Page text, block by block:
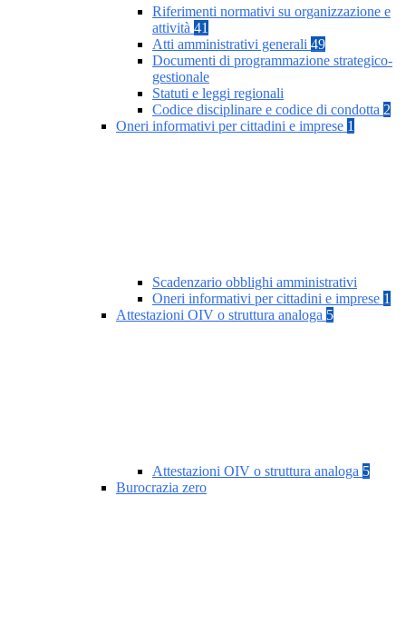
Riferimenti normativi su organizzazione e
attività 41
Atti amministrativi generali 49
Documenti di programmazione strategico-
gestionale
Statuti e leggi regionali
Codice disciplinare e codice di condotta 2
Oneri informativi per cittadini e imprese 1
Scadenzario obblighi amministrativi
Oneri informativi per cittadini e imprese 1
Attestazioni OIV o struttura analoga 5
Attestazioni OIV o struttura analoga 5
Burocrazia zero